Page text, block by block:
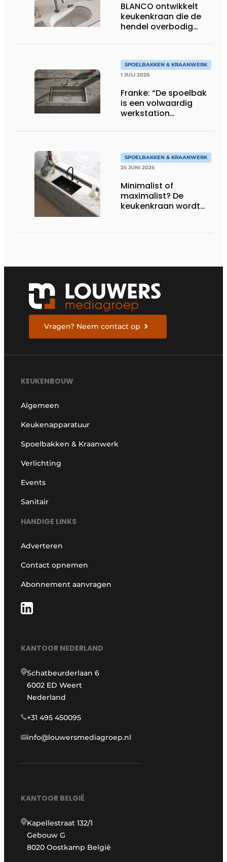
BLANCO ontwikkelt
keukenkraan die de
hendel overbodig
SPOELBAKKEN & KRAANWERK
1 JULI 2026
Franke: “De spoelbak
is een volwaardig
werkstation
SPOELBAKKEN & KRAANWERK
25 JUNI 2026
Minimalist of
maximalist? De
keukenkraan wordt
Vragen? Neem contact op
KEUKENBOUW
Algemeen
Keukenapparatuur
Spoelbakken & Kraanwerk
Verlichting
Events
Sanitair
HANDIGE LINKS
Adverteren
Contact opnemen
Abonnement aanvragen
KANTOOR NEDERLAND
Schatbeurderlaan 6
6002 ED Weert
Nederland
+31 495 450095
info@louwersmediagroep.nl
KANTOOR BELGIË
Kapellestraat 132/1
Gebouw G
8020 Oostkamp België